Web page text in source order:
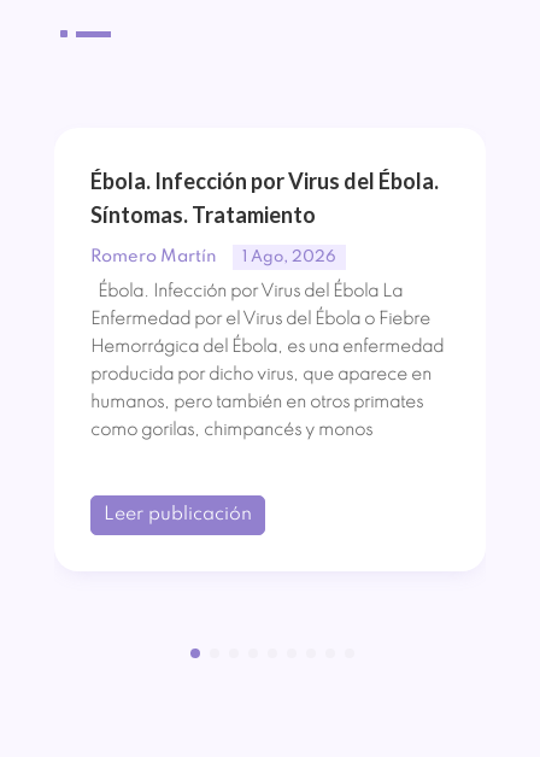
^
Ébola. Infección por Virus del Ébola.
Síntomas. Tratamiento
Romero Martín 1 Ago, 2026
Ébola. Infección por Virus del Ébola La
Enfermedad por el Virus del Ébola o Fiebre
Hemorrágica del Ébola, es una enfermedad
producida por dicho virus, que aparece en
humanos, pero también en otros primates
como gorilas, chimpancés y monos
Leer publicación